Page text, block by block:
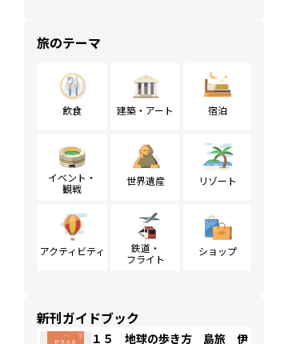
旅のテーマ
飲食 建築・アート 宿泊
イベント・
観戦
世界遺産 リゾート
アクティビティ
鉄道・
フライト
ショップ
新刊ガイドブック
１５ 地球の歩き方 島旅 伊